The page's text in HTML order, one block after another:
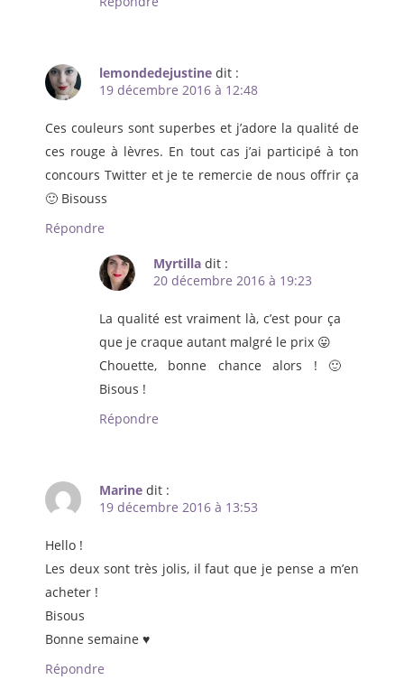
lemondedejustine dit :
19 décembre 2016 à 12:48
Ces couleurs sont superbes et j’adore la qualité de
ces rouge à lèvres. En tout cas j’ai participé à ton
concours Twitter et je te remercie de nous offrir ça
🙂 Bisouss
Répondre
Myrtilla dit :
20 décembre 2016 à 19:23
La qualité est vraiment là, c’est pour ça
que je craque autant malgré le prix 😛
Chouette, bonne chance alors ! 🙂
Bisous !
Répondre
Marine dit :
19 décembre 2016 à 13:53
Hello !
Les deux sont très jolis, il faut que je pense a m’en
acheter !
Bisous
Bonne semaine ♥
Répondre